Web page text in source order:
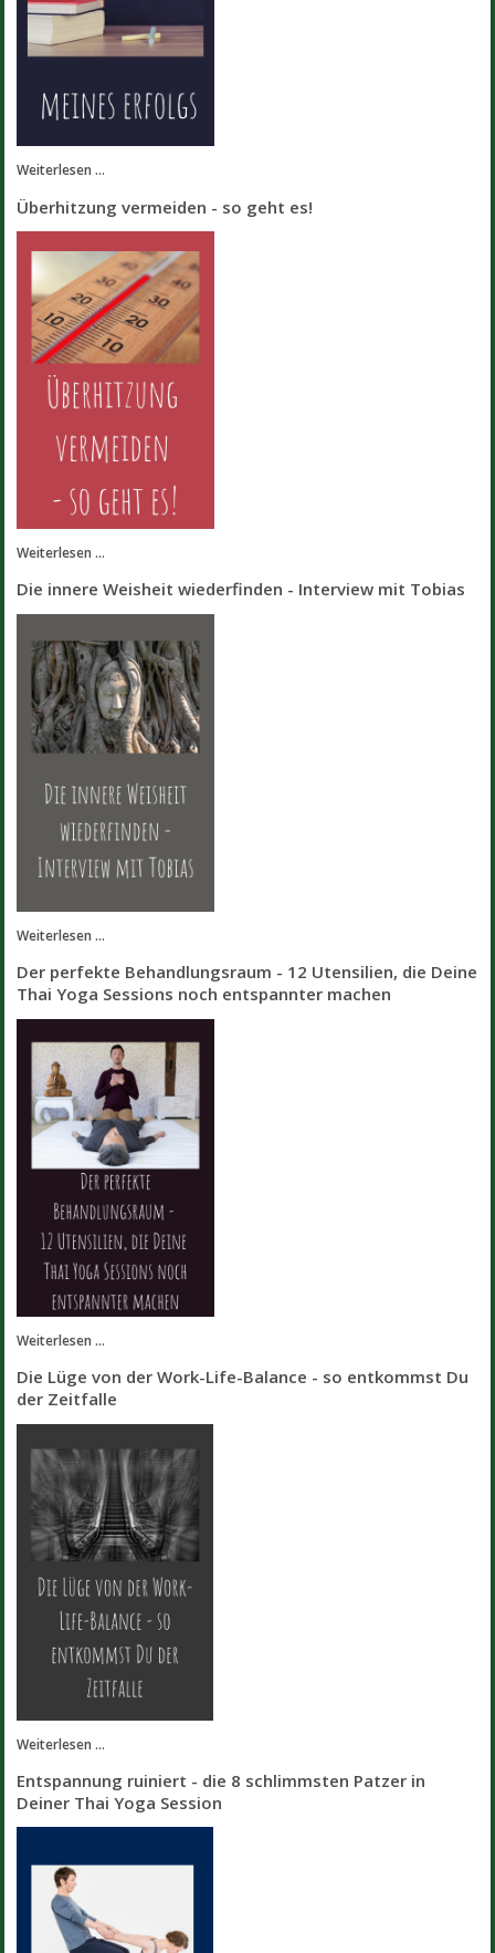
Weiterlesen ...
Überhitzung vermeiden - so geht es!
Weiterlesen ...
Die innere Weisheit wiederfinden - Interview mit Tobias
Weiterlesen ...
Der perfekte Behandlungsraum - 12 Utensilien, die Deine
Thai Yoga Sessions noch entspannter machen
Weiterlesen ...
Die Lüge von der Work-Life-Balance - so entkommst Du
der Zeitfalle
Weiterlesen ...
Entspannung ruiniert - die 8 schlimmsten Patzer in
Deiner Thai Yoga Session